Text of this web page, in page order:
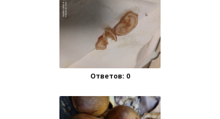
Ответов: 0